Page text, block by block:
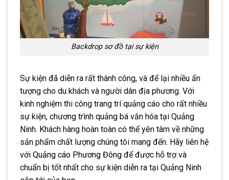
Backdrop sơ đồ tại sự kiện
Sự kiện đã diễn ra rất thành công, và để lại nhiều ấn
tượng cho du khách và người dân địa phương. Với
kinh nghiệm thi công trang trí quảng cáo cho rất nhiều
sự kiện, chương trình quảng bá văn hóa tại Quảng
Ninh. Khách hàng hoàn toàn có thể yên tâm về những
sản phẩm chất lượng chúng tôi mang đến. Hãy liên hệ
với Quảng cáo Phương Đông để được hỗ trợ và
chuẩn bị tốt nhất cho sự kiện diễn ra tại Quảng Ninh